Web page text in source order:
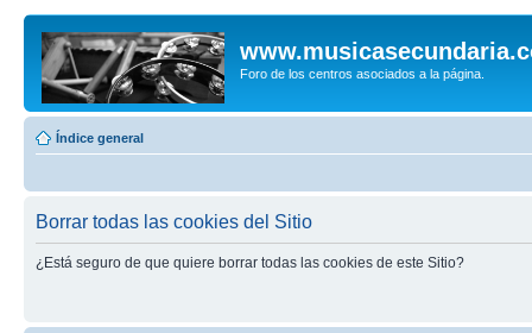
Foro de los centros asociados a la página.
Índice general
Borrar todas las cookies del Sitio
¿Está seguro de que quiere borrar todas las cookies de este Sitio?